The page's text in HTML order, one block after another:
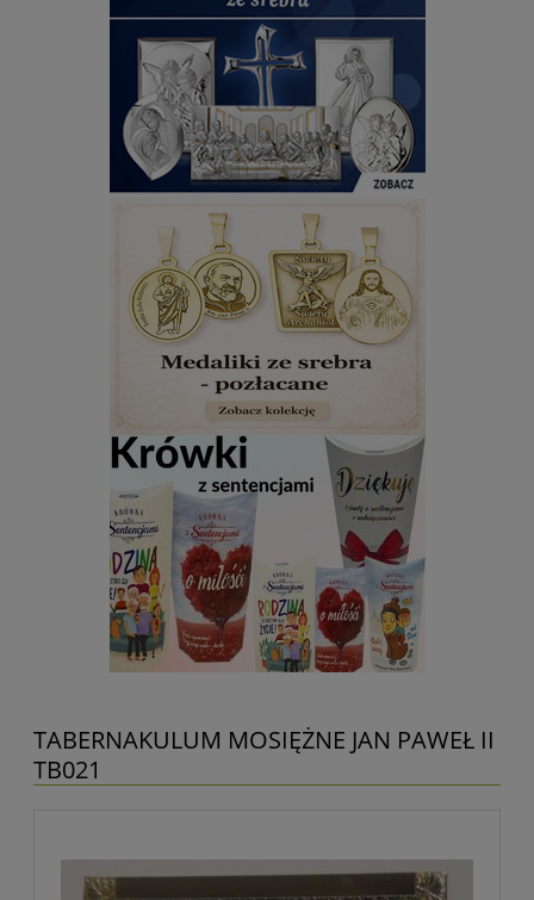
TABERNAKULUM MOSIĘŻNE JAN PAWEŁ II
TB021